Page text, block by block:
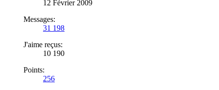
12 Février 2009
Messages:
31 198
J'aime reçus:
10 190
Points:
256